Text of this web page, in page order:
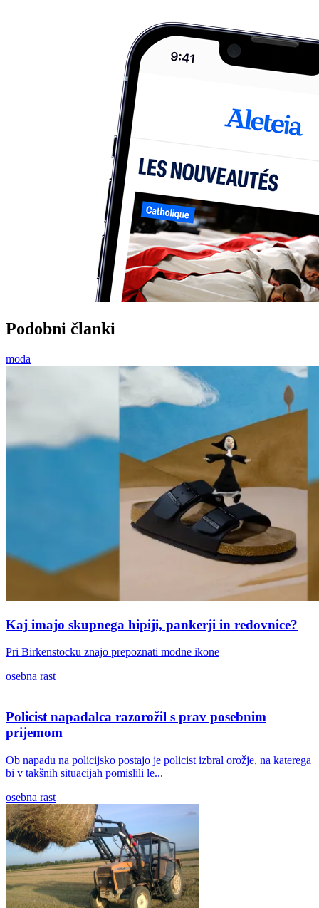
Podobni članki
moda
Kaj imajo skupnega hipiji, pankerji in redovnice?
Pri Birkenstocku znajo prepoznati modne ikone
osebna rast
Policist napadalca razorožil s prav posebnim
prijemom
Ob napadu na policijsko postajo je policist izbral orožje, na katerega
bi v takšnih situacijah pomislili le...
osebna rast